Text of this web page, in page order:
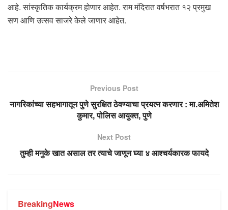
आहे. सांस्कृतिक कार्यक्रम होणार आहेत. राम मंदिरात वर्षभरात १२ प्रमुख
सण आणि उत्सव साजरे केले जाणार आहेत.
Previous Post
नागरिकांच्या सहभागातून पुणे सुरक्षित ठेवण्याचा प्रयत्न करणार : मा.अमितेश
कुमार, पोलिस आयुक्त, पुणे
Next Post
तुम्ही मनुके खात असाल तर त्याचे जाणून घ्या ४ आश्चर्यकारक फायदे
BreakingNews